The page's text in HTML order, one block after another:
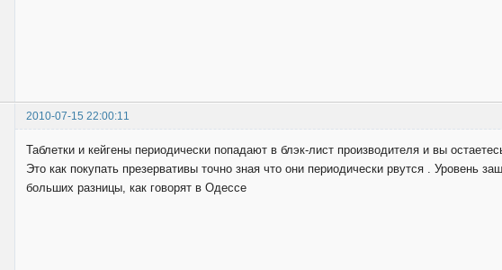
2010-07-15 22:00:11
Таблетки и кейгены периодически попадают в блэк-лист производителя и вы
Это как покупать презервативы точно зная что они периодически рвутся . Уровень
больших разницы, как говорят в Одессе